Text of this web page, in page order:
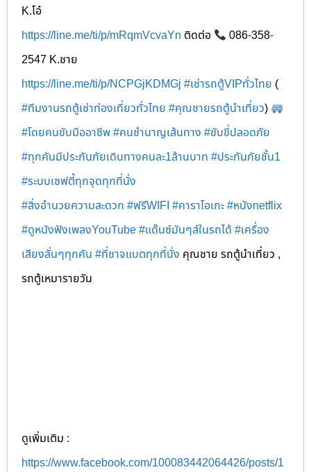
K.โอ๋
https://line.me/ti/p/mRqmVcvaYn ติดต่อ
086-358-
2547 K.ชาย
https://line.me/ti/p/NCPGjKDMGj #เช่ารถตู้VIPทั่วไทย (
#ทีมงานรถตู้เช่าท่องเที่ยวทั่วไทย #คุณชายรถตู้นำเที่ยว)
#โดยคนขับมืออาชีพ#คนชำนาญเส้นทาง #ขับขี่ปลอดภัย
#ทุกคันมีประกันภัยเดินทางคนละ1ล้านบาท #ประกันภัยชั้น1
#ระบบเซฟตี้ทุกจุดทุกที่นั่ง
#สิ่งอำนวยความสะดวก #ฟรีWIFI #คาราโอเกะ#หนังnetflix
#ดูหนังฟังเพลงYouTube#แด๊นซ์มันๆส์ในรถได้ #เครื่อง
เสียงลั่นๆทุกคัน #ที่ชาจแบตทุกที่นั่ง คุณชาย รถตู้นำเที่ยว ,
รถตู้เหมารายวัน
ดูเพิ่มเติม :
https://www.facebook.com/100083442064426/posts/1